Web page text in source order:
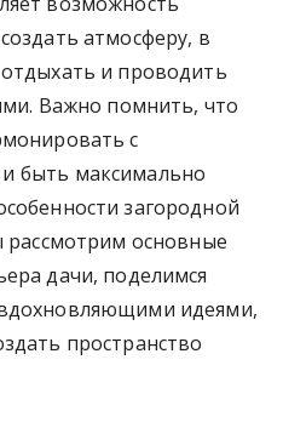
атмосферу, в
и проводить
Важно помнить, что
с
быть максимально
загородной
рассмотрим основные
дачи, поделимся
идеями,
пространство